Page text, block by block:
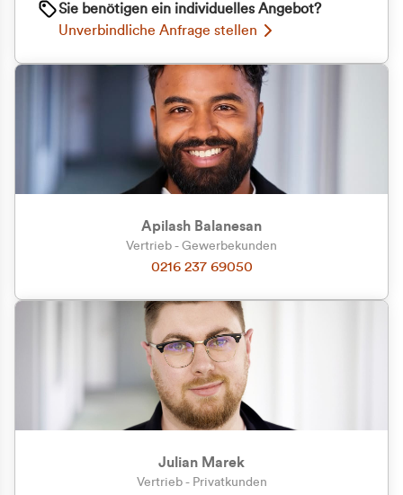
Zu welcher Kundengruppe
gehören Sie?
Privatkunde (inkl. MwSt.)
Geschäftskunde (exkl. MwSt.)
Sie benötigen ein individuelles Angebot?
Unverbindliche Anfrage stellen
Apilash Balanesan
Vertrieb - Gewerbekunden
0216 237 69050
Julian Marek
Vertrieb - Privatkunden